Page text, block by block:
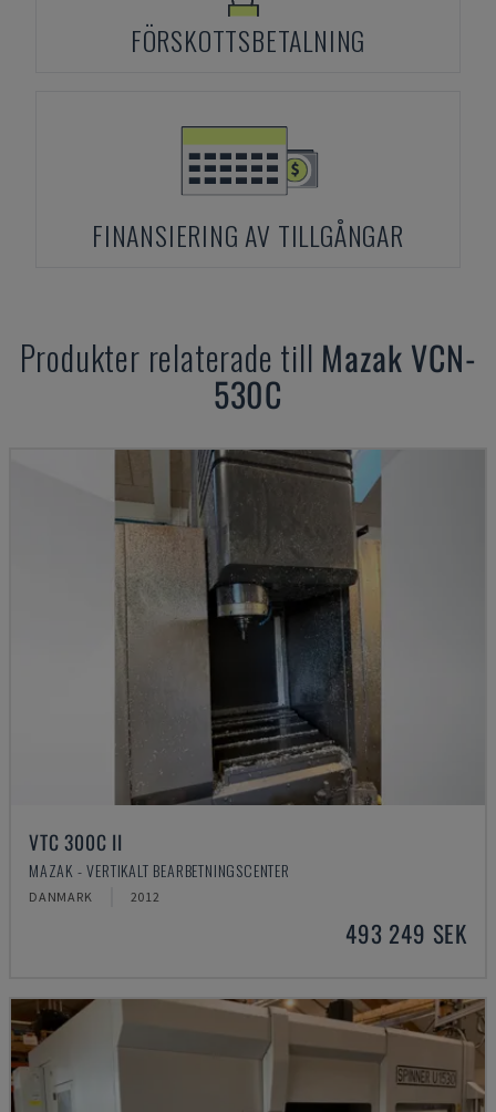
FÖRSKOTTSBETALNING
FINANSIERING AV TILLGÅNGAR
Produkter relaterade till Mazak VCN-
530C
VTC 300C II
MAZAK - VERTIKALT BEARBETNINGSCENTER
DANMARK 2012
493 249 SEK